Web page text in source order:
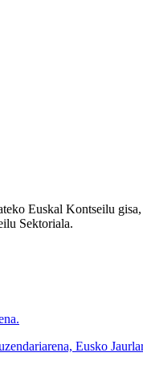
Euskal Kontseilu
Sektoriala.
Eusko